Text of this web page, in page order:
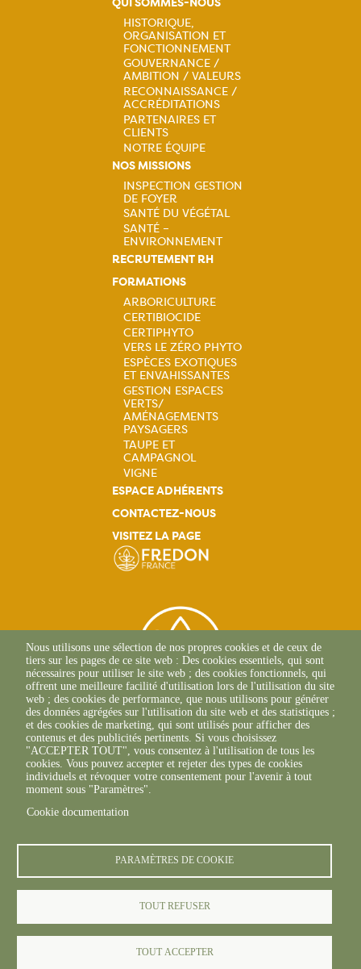
Navigation
principale
HISTORIQUE,
ORGANISATION ET
FONCTIONNEMENT
GOUVERNANCE /
AMBITION / VALEURS
RECONNAISSANCE /
ACCRÉDITATIONS
PARTENAIRES ET
CLIENTS
NOTRE ÉQUIPE
NOS MISSIONS
Navigation
principale
INSPECTION GESTION
DE FOYER
SANTÉ DU VÉGÉTAL
SANTÉ –
ENVIRONNEMENT
RECRUTEMENT RH
FORMATIONS
Navigation
principale
ARBORICULTURE
CERTIBIOCIDE
CERTIPHYTO
VERS LE ZÉRO PHYTO
ESPÈCES EXOTIQUES
ET ENVAHISSANTES
GESTION ESPACES
VERTS/
AMÉNAGEMENTS
PAYSAGERS
TAUPE ET
CAMPAGNOL
VIGNE
ESPACE ADHÉRENTS
CONTACTEZ-NOUS
VISITEZ LA PAGE
2 Allée Du Lazio
69800 SAINT-PRIEST
+33(0)4 37 43 40 70
footer6content
Mentions légales
Nous utilisons une sélection de nos propres cookies et de ceux de
tiers sur les pages de ce site web : Des cookies essentiels, qui sont
nécessaires pour utiliser le site web ; des cookies fonctionnels, qui
offrent une meilleure facilité d'utilisation lors de l'utilisation du site
web ; des cookies de performance, que nous utilisons pour générer
des données agrégées sur l'utilisation du site web et des statistiques ;
et des cookies de marketing, qui sont utilisés pour afficher des
contenus et des publicités pertinents. Si vous choisissez
"ACCEPTER TOUT", vous consentez à l'utilisation de tous les
cookies. Vous pouvez accepter et rejeter des types de cookies
individuels et révoquer votre consentement pour l'avenir à tout
moment sous "Paramètres".
Cookie documentation
PARAMÈTRES DE COOKIE
TOUT REFUSER
TOUT ACCEPTER